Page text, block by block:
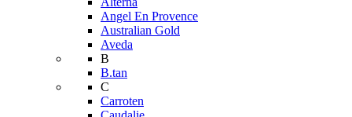
Angel En Provence
Australian Gold
Aveda
B
B.tan
C
Carroten